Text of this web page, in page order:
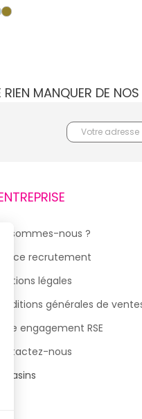
RIEN MANQUER DE
sommes-nous ?
recrutement
légales
générales de
engagement RSE
nous